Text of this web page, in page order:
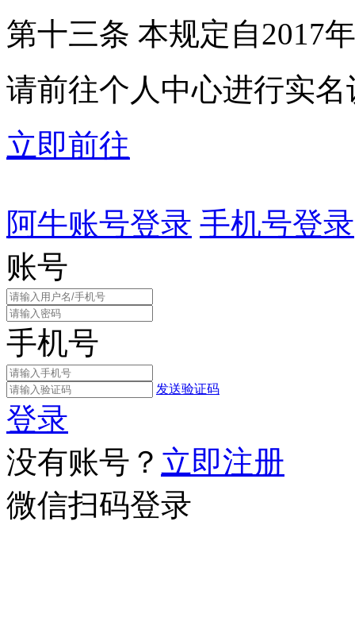
第十三条 本规定自2017
请前往个人中心进行实名
立即前往
阿牛账号登录 手机号登录
账号
手机号
发送验证码
登录
没有账号？ 立即注册
微信扫码登录